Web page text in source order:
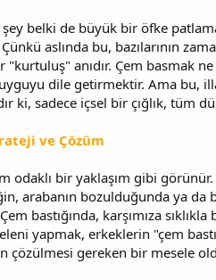
belki de büyük bir öfke
aslında bu, bazılarının
"kurtuluş" anıdır. Çem basmak
dile getirmektir. Ama bu,
ki, sadece içsel bir çığlık, tüm
ve Çözüm
odaklı bir yaklaşım gibi
arabanın bozulduğunda ya
bastığında, karşımıza sıklıkla
yapmak, erkeklerin "çem
gereken bir mesele